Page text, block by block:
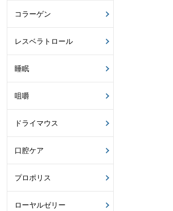
コラーゲン
レスベラトロール
睡眠
咀嚼
ドライマウス
口腔ケア
プロポリス
ローヤルゼリー